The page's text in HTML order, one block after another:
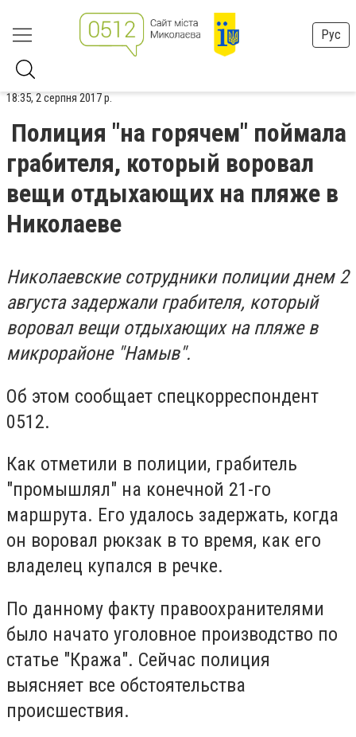
Рус
18:35, 2 серпня 2017 р.
Полиция "на горячем" поймала
грабителя, который воровал
вещи отдыхающих на пляже в
Николаеве
Николаевские сотрудники полиции днем 2
августа задержали грабителя, который
воровал вещи отдыхающих на пляже в
микрорайоне "Намыв".
Об этом сообщает спецкорреспондент
0512.
Как отметили в полиции, грабитель
"промышлял" на конечной 21-го
маршрута. Его удалось задержать, когда
он воровал рюкзак в то время, как его
владелец купался в речке.
По данному факту правоохранителями
было начато уголовное производство по
статье "Кража". Сейчас полиция
выясняет все обстоятельства
происшествия.